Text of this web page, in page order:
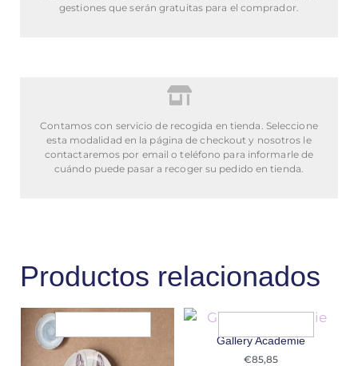
gestiones que serán gratuitas para el comprador.
Contamos con servicio de recogida en tienda. Seleccione
esta modalidad en la página de checkout y nosotros le
contactaremos por email o teléfono para informarle de
cuándo puede pasar a recoger su pedido en tienda.
Productos relacionados
Gallery Academie
€85,85